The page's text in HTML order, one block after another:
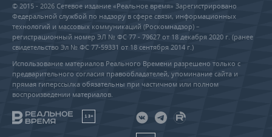
© 2015 - 2026 Сетевое издание «Реальное время» Зарегистрировано
Федеральной службой по надзору в сфере связи, информационных
технологий и массовых коммуникаций (Роскомнадзор) –
регистрационный номер ЭЛ № ФС 77 - 79627 от 18 декабря 2020 г. (ранее
свидетельство Эл № ФС 77-59331 от 18 сентября 2014 г.)
Использование материалов Реального Времени разрешено только с
предварительного согласия правообладателей, упоминание сайта и
прямая гиперссылка обязательны при частичном или полном
воспроизведении материалов.
18+